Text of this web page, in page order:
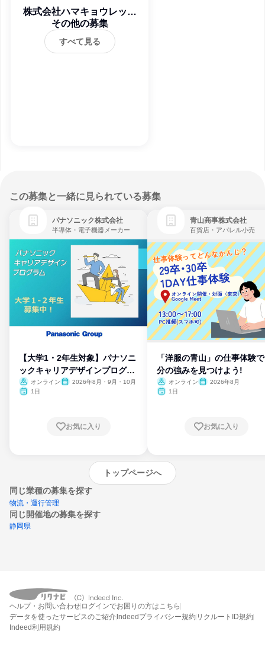
株式会社ハマキョウレック
ス
その他の募集
すべて見る
この募集と一緒に見られている募集
パナソニック株式会社
半導体・電子機器メーカー
【大学1・2年生対象】パナソニ
ックキャリアデザインプログラ
ム
オンライン
2026年8月・9月・10月
1日
お気に入り
青山商事株式会社
百貨店・アパレル小売
「洋服の青山」の仕事体験
分の強みを見つけよう!
オンライン
2026年8月
1日
お気に入り
トップページへ
同じ業種の募集を探す
物流・運行管理
同じ開催地の募集を探す
静岡県
締切：なし
ヘルプ・お問い合わせ ログインでお困りの方はこちら
データを使ったサービスのご紹介 Indeedプライバシー規約 リクルートID規約
Indeed利用規約